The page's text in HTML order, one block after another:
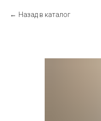
Назад в каталог